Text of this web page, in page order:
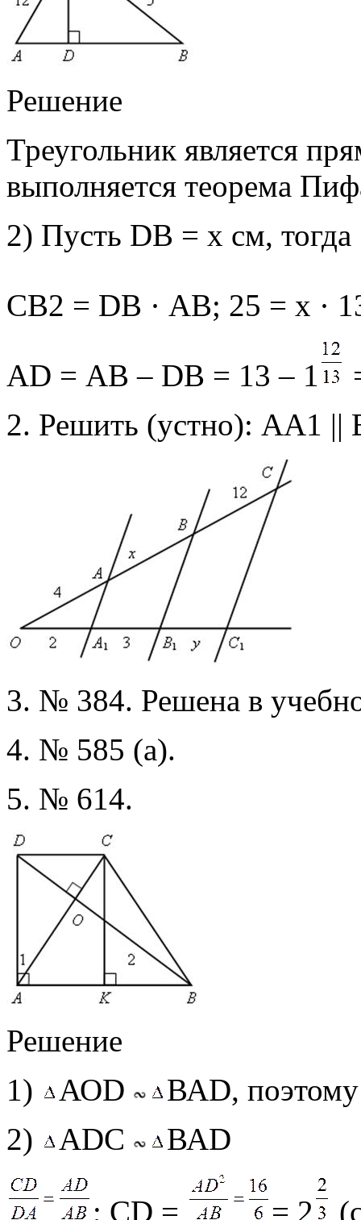
Решение
Треугольник является
выполняется теорема
2) Пусть DВ = х см, тогда
СВ2 = DВ · АВ; 25 = х ·
АD = АВ – DВ = 13 – 1
2. Решить (устно): АА1
3. № 384. Решена в
4. № 585 (а).
5. № 614.
Решение
1)
АОD
ВАD,
2)
АDС ВАD
; CD = = 2